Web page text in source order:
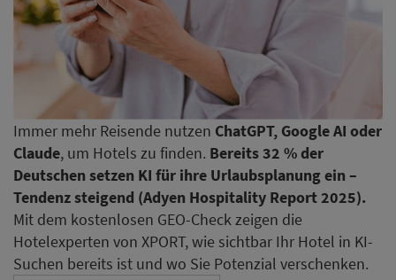
Immer mehr Reisende nutzen ChatGPT, Google AI oder
Claude, um Hotels zu finden. Bereits 32 % der
Deutschen setzen KI für ihre Urlaubsplanung ein –
Tendenz steigend (Adyen Hospitality Report 2025).
Mit dem kostenlosen GEO-Check zeigen die
Hotelexperten von XPORT, wie sichtbar Ihr Hotel in KI-
Suchen bereits ist und wo Sie Potenzial verschenken.